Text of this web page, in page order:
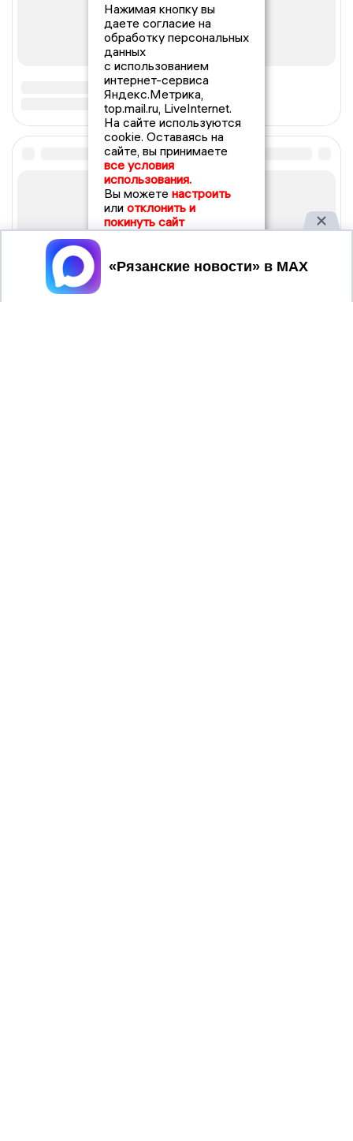
Нажимая кнопку вы
даете согласие на
обработку персональных
данных
с использованием
интернет-сервиса
Яндекс.Метрика,
top.mail.ru, LiveInternet.
На сайте используются
cookie. Оставаясь на
сайте, вы принимаете
все условия
использования.
Вы можете настроить
или отклонить и
покинуть сайт
Принять